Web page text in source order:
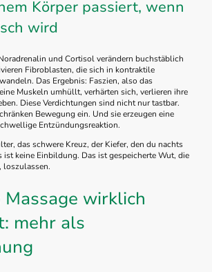
Körper passiert, wenn
wird
und Cortisol verändern buchstäblich
Fibroblasten, die sich in kontraktile
Das Ergebnis: Faszien, also das
Muskeln umhüllt, verhärten sich, verlieren ihre
Diese Verdichtungen sind nicht nur tastbar.
Bewegung ein. Und sie erzeugen eine
Entzündungsreaktion.
das schwere Kreuz, der Kiefer, den du nachts
ist keine Einbildung. Das ist gespeicherte Wut, die
loszulassen.
wirklich
mehr als